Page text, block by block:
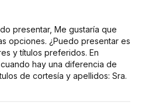
presentar, Me gustaría que
opciones. ¿Puedo presentar es
y títulos preferidos. En
hay una diferencia de
de cortesía y apellidos: Sra.